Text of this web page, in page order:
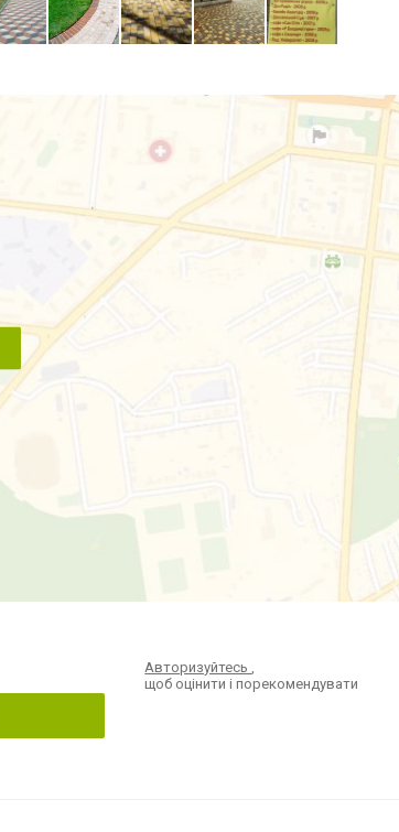
Авторизуйтесь,
щоб оцінити і порекомендувати